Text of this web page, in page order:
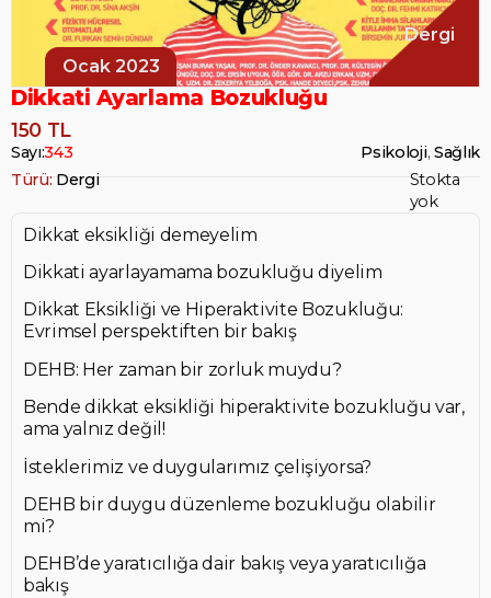
Ocak 2023
Dergi
Dikkati Ayarlama Bozukluğu
150 TL
Sayı:343 Psikoloji, Sağlık
Türü: Dergi
Stokta
yok
Dikkat eksikliği demeyelim
Dikkati ayarlayamama bozukluğu diyelim
Dikkat Eksikliği ve Hiperaktivite Bozukluğu:
Evrimsel perspektiften bir bakış
DEHB: Her zaman bir zorluk muydu?
Bende dikkat eksikliği hiperaktivite bozukluğu var,
ama yalnız değil!
İsteklerimiz ve duygularımız çelişiyorsa?
DEHB bir duygu düzenleme bozukluğu olabilir
mi?
DEHB’de yaratıcılığa dair bakış veya yaratıcılığa
bakış